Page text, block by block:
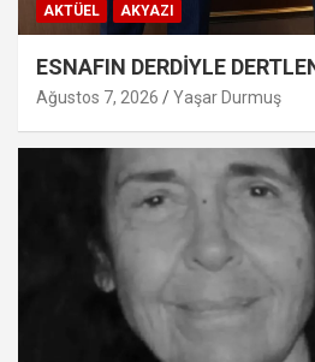
AKTÜEL AKYAZI
ESNAFIN DERDİYLE
Ağustos 7, 2026 Yaşar Durmuş